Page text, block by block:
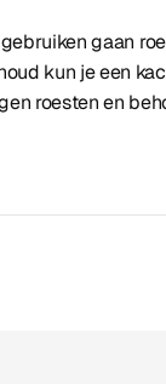
gaan
kun je een
roesten en